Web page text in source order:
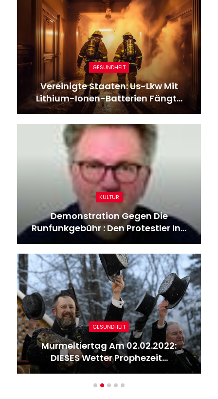
GESUNDHEIT
Vereinigte Staaten: Us-Lkw Mit
Lithium-Ionen-Batterien Fängt…
KULTUR
Demonstration Gegen Die
Runfunkgebühr : Den Protestler In…
GESUNDHEIT
Murmeltiertag Am 02.02.2022:
DIESES Wetter Prophezeit…